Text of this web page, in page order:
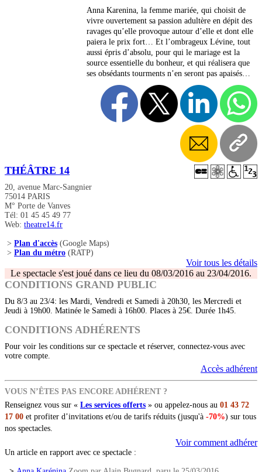
Anna Karenina, la femme mariée, qui choisit de
vivre ouvertement sa passion adultère en dépit des
ravages qu’elle provoque autour d’elle et dont elle
paiera le prix fort… Et l’ombrageux Lévine, tout
aussi épris d’absolu, pour qui le mariage est la
source essentielle du bonheur, et qui réalisera que
ses obsédants tourments n’en seront pas apaisés…
THÉÂTRE 14
20, avenue Marc-Sangnier
75014 PARIS
M° Porte de Vanves
Tél: 01 45 45 49 77
Web: theatre14.fr
> Plan d'accès (Google Maps)
> Plan du métro (RATP)
Voir tous les détails
Le spectacle s'est joué dans ce lieu du 08/03/2016 au 23/04/2016.
CONDITIONS GRAND PUBLIC
Du 8/3 au 23/4: les Mardi, Vendredi et Samedi à 20h30, les Mercredi et
Jeudi à 19h00. Matinée le Samedi à 16h00. Places à 25€. Durée 1h45.
CONDITIONS ADHÉRENTS
Pour voir les conditions sur ce spectacle et réserver, connectez-vous avec
votre compte.
Accès adhérent
VOUS N’ÊTES PAS ENCORE ADHÉRENT ?
Renseignez vous sur « Les services offerts » ou appelez-nous au 01 43 72
17 00 et profiter d’invitations et/ou de tarifs réduits (jusqu'à -70%) sur tous
nos spectacles.
Voir comment adhérer
Un article en rapport avec ce spectacle :